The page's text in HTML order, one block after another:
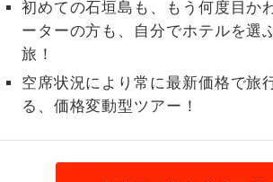
初めての石垣島も、もう何度目か
ーターの方も、自分でホテルを選
旅！
空席状況により常に最新価格で旅
る、価格変動型ツアー！
おひとり様参
加限定
おひとり様限定でご
スです。
1名様1室同代
金
1名様1室利用でも追
ご夫婦限定
ご夫婦限定でご参加